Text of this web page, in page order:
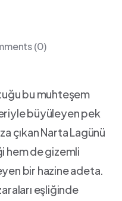
(0)
bu muhteşem
büyüleyen⁤ pek
çıkan ‍Narta Lagünü⁤
hem de ⁣gizemli
bir hazine adeta.
eşliğinde